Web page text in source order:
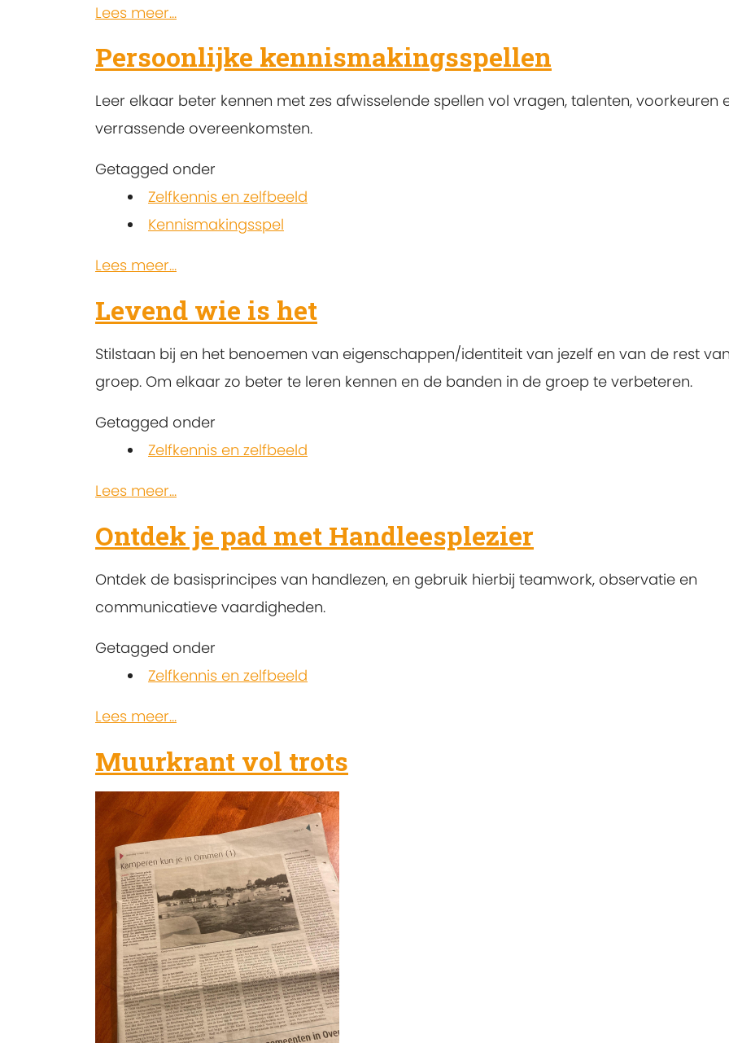
Lees meer...
Persoonlijke kennismakingsspellen
Leer elkaar beter kennen met zes afwisselende spellen vol vragen, talenten, voorkeuren
verrassende overeenkomsten.
Getagged onder
Zelfkennis en zelfbeeld
Kennismakingsspel
Lees meer...
Levend wie is het
Stilstaan bij en het benoemen van eigenschappen/identiteit van jezelf en van de rest
groep. Om elkaar zo beter te leren kennen en de banden in de groep te verbeteren.
Getagged onder
Zelfkennis en zelfbeeld
Lees meer...
Ontdek je pad met Handleesplezier
Ontdek de basisprincipes van handlezen, en gebruik hierbij teamwork, observatie en
communicatieve vaardigheden.
Getagged onder
Zelfkennis en zelfbeeld
Lees meer...
Muurkrant vol trots